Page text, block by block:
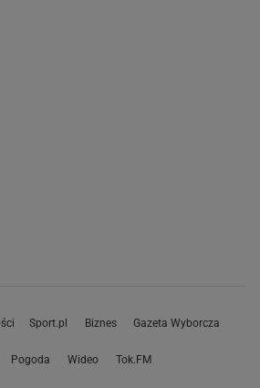
Sport.pl Biznes Gazeta Wyborcza
Pogoda Wideo Tok.FM